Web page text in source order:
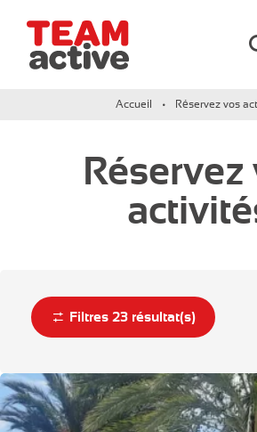
Accueil Réservez vos
Réservez
Filtres 23 résultat(s)